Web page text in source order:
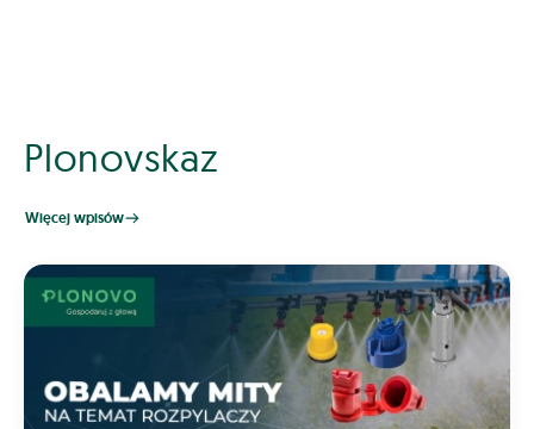
Plonovskaz
Więcej wpisów